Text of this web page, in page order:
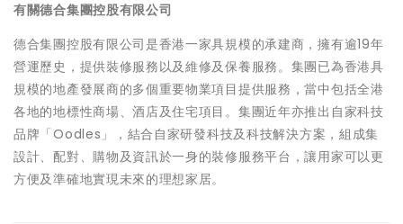
有關德合集團控股有限公司
德合集團控股有限公司是香港一家具規模的承建商，擁有逾19年
營運歷史，提供裝修服務以及維修及保養服務。集團已為香港具
規模的地產發展商的多個重要物業項目提供服務，當中包括全港
各地的地標性商場、酒店及住宅項目。集團近年亦推出自家科技
品牌「Oodles」，結合自家研發科技及科技解決方案，組成集
設計、配對、購物及資訊於一身的裝修服務平台，讓用家可以更
方便及準確地實現未來的理想家居。